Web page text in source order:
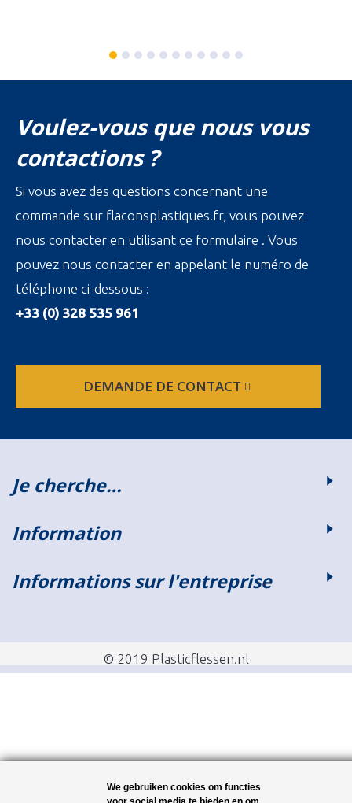
Voulez-vous que nous vous
contactions ?
Si vous avez des questions concernant une
commande sur flaconsplastiques.fr, vous pouvez
nous contacter en utilisant ce formulaire . Vous
pouvez nous contacter en appelant le numéro de
téléphone ci-dessous :
+33 (0) 328 535 961
DEMANDE DE CONTACT
Je cherche…
Information
Informations sur l'entreprise
© 2019 Plasticflessen.nl
We gebruiken cookies om functies